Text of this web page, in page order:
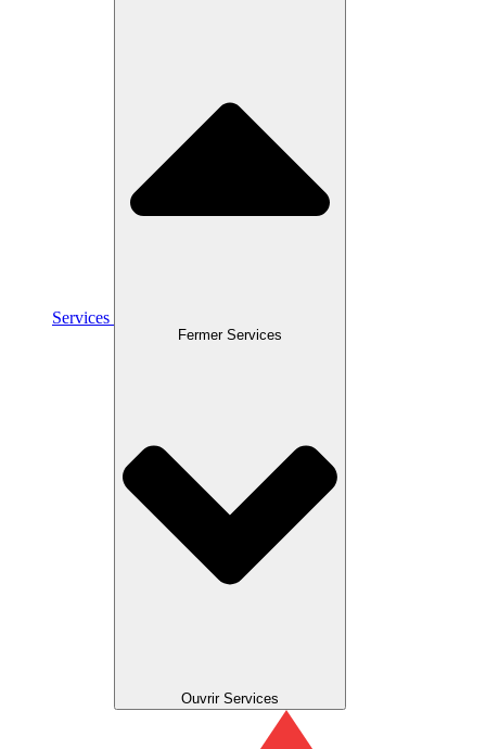
Services
Fermer Services
Ouvrir Services